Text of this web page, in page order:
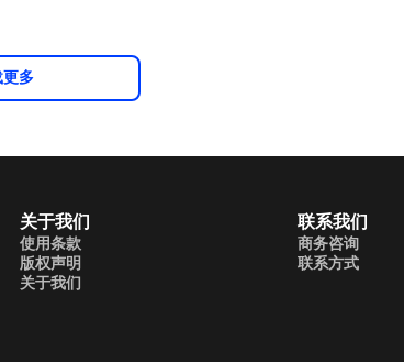
更多
关于我们
使用条款
版权声明
关于我们
联系我们
商务咨询
联系方式